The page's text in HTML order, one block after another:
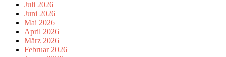
Juli 2026
Juni 2026
Mai 2026
April 2026
März 2026
Februar 2026